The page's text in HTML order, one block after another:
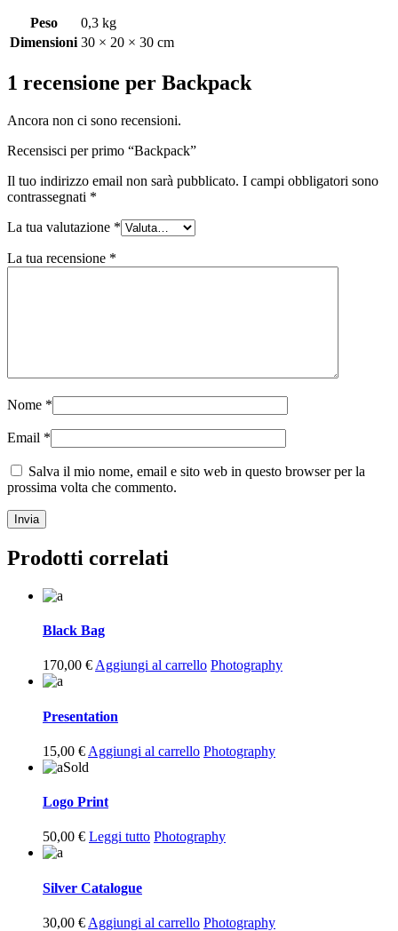
Peso
0,3 kg
Dimensioni 30 × 20 × 30 cm
1 recensione per Backpack
Ancora non ci sono recensioni.
Recensisci per primo “Backpack”
Il tuo indirizzo email non sarà pubblicato. I campi obbligatori sono
contrassegnati *
La tua valutazione *
La tua recensione *
Nome *
Email *
Salva il mio nome, email e sito web in questo browser per la
prossima volta che commento.
Prodotti correlati
Black Bag
170,00 € Aggiungi al carrello Photography
Presentation
15,00 € Aggiungi al carrello Photography
Sold
Logo Print
50,00 € Leggi tutto Photography
Silver Catalogue
30,00 € Aggiungi al carrello Photography